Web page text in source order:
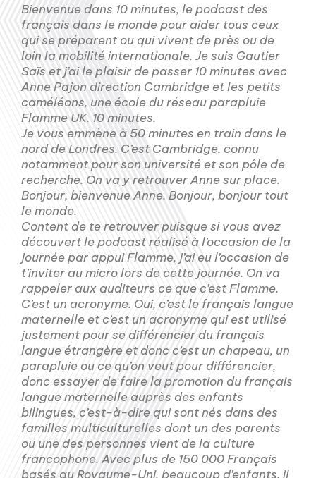
Bienvenue dans 10 minutes, le podcast des
français dans le monde pour aider tous ceux
qui se préparent ou qui vivent de près ou de
loin la mobilité internationale. Je suis Gautier
Saïs et j’ai le plaisir de passer 10 minutes avec
Anne Pajon direction Cambridge et les petits
caméléons, une école du réseau parapluie
Flamme UK. 10 minutes.
Je vous emmène à 50 minutes en train dans le
nord de Londres. C’est Cambridge, connu
notamment pour son université et son pôle de
recherche. On va y retrouver Anne sur place.
Bonjour, bienvenue Anne. Bonjour, bonjour tout
le monde.
Content de te retrouver puisque si vous avez
découvert le podcast réalisé à l’occasion de la
journée par appui Flamme, j’ai eu l’occasion de
t’inviter au micro lors de cette journée. On va
rappeler aux auditeurs ce que c’est Flamme.
C’est un acronyme. Oui, c’est le français langue
maternelle et c’est un acronyme qui est utilisé
justement pour se différencier du français
langue étrangère et donc c’est un chapeau, un
parapluie ou ce qu’on veut pour différencier,
donc essayer de faire la promotion du français
langue maternelle auprès des enfants
bilingues, c’est-à-dire qui sont nés dans des
familles multiculturelles dont un des parents
ou une des personnes vient de la culture
francophone. Avec plus de 150 000 Français
basés au Royaume-Uni, beaucoup d’enfants, il